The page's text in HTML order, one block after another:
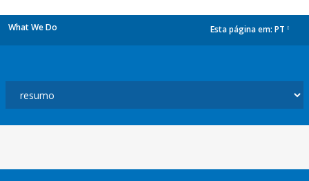
What We Do Esta página em: PT